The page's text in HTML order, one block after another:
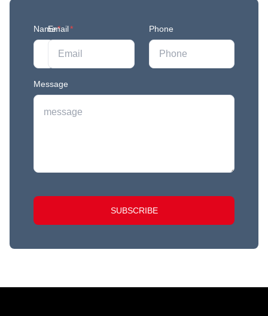
Name*
Email* Phone
Message
SUBSCRIBE